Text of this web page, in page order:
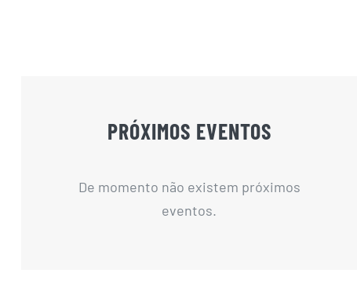
PRÓXIMOS EVENTOS
De momento não existem próximos
eventos.